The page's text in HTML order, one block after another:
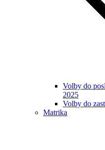
Volby do
2025
Volby do
Matrika